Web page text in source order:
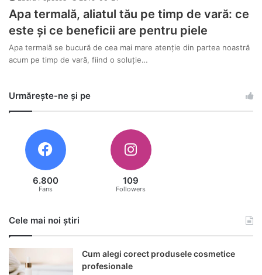
Apa termală, aliatul tău pe timp de vară: ce
este și ce beneficii are pentru piele
Apa termală se bucură de cea mai mare atenție din partea noastră
acum pe timp de vară, fiind o soluție…
Urmărește-ne și pe
6.800
Fans
109
Followers
Cele mai noi știri
Cum alegi corect produsele cosmetice
profesionale